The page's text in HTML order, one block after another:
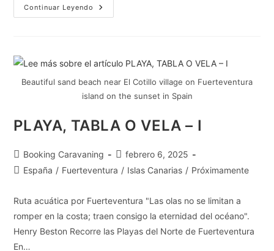
Continuar Leyendo
Beautiful sand beach near El Cotillo village on Fuerteventura
island on the sunset in Spain
PLAYA, TABLA O VELA – I
Booking Caravaning
febrero 6, 2025
España / Fuerteventura / Islas Canarias / Próximamente
Ruta acuática por Fuerteventura "Las olas no se limitan a
romper en la costa; traen consigo la eternidad del océano".
Henry Beston Recorre las Playas del Norte de Fuerteventura
En…